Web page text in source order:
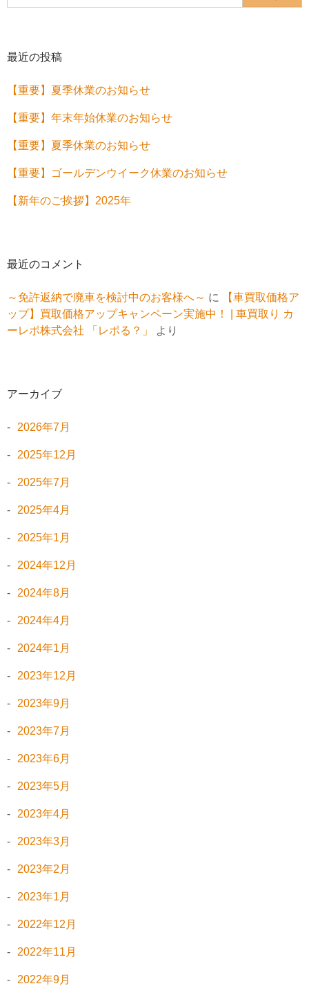
for:
最近の投稿
【重要】夏季休業のお知らせ
【重要】年末年始休業のお知らせ
【重要】夏季休業のお知らせ
【重要】ゴールデンウイーク休業のお知らせ
【新年のご挨拶】2025年
最近のコメント
～免許返納で廃車を検討中のお客様へ～ に
【車買取価格ア
ップ】買取価格アップキャンペーン実施中！ | 車買取り カ
ーレポ株式会社 「レポる？」
より
アーカイブ
2026年7月
2025年12月
2025年7月
2025年4月
2025年1月
2024年12月
2024年8月
2024年4月
2024年1月
2023年12月
2023年9月
2023年7月
2023年6月
2023年5月
2023年4月
2023年3月
2023年2月
2023年1月
2022年12月
2022年11月
2022年9月